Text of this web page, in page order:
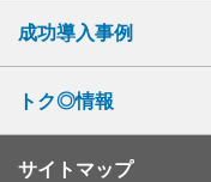
成功導入事例
トク◎情報
サイトマップ